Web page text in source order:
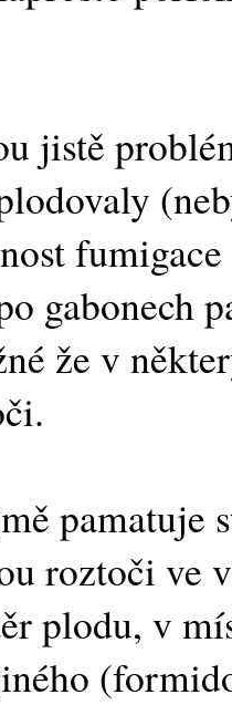
jistě
gabonech
že v
pamatuje
roztoči ve
plodu, v